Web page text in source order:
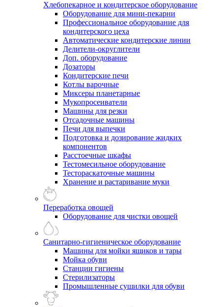
Хлебопекарное и кондитерское оборудование
Оборудование для мини-пекарни
Профессиональное оборудование для
кондитерского цеха
Автоматические кондитерские линии
Делители-округлители
Доп. оборудование
Дозаторы
Кондитерские печи
Котлы варочные
Миксеры планетарные
Мукопросеиватели
Машины для резки
Отсадочные машины
Печи для выпечки
Подготовка и дозирование жидких
компонентов
Расстоечные шкафы
Тестомесильное оборудование
Тестораскаточные машины
Хранение и растаривание муки
Переработка овощей
Оборудование для чистки овощей
Санитарно-гигиеническое оборудование
Машины для мойки ящиков и тары
Мойка обуви
Станции гигиены
Стерилизаторы
Промышленные сушилки для обуви